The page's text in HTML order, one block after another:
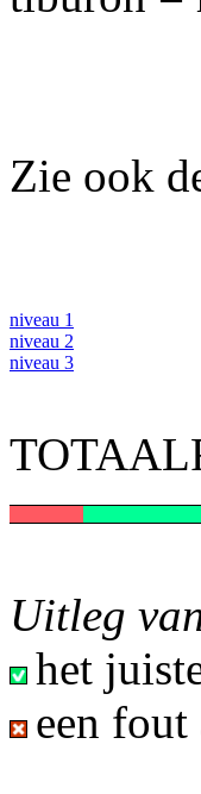
Zie ook
niveau 1
niveau 2
niveau 3
Uitleg
het
een